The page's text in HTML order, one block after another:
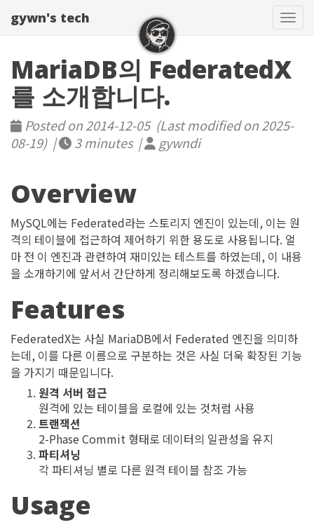
gywn's tech
MariaDB의 FederatedX
를 소개합니다.
Posted on 2014-12-05 (Last modified on 2025-
08-19) |
3 minutes | gywndi
Overview
MySQL에는 Federated라는 스토리지 엔진이 있는데, 이는 원
격의 테이블에 접근하여 제어하기 위한 용도로 사용됩니다. 얼
마 전 이 엔진과 관련하여 재미있는 테스트를 하였는데, 이 내용
을 소개하기에 앞서서 간단하게 정리해보도록 하겠습니다.
Features
FederatedX는 사실 MariaDB에서 Federated 엔진을 의미하
는데, 이를 다른 이름으로 구분하는 것은 사실 더욱 확장된 기능
을 가지기 때문입니다.
원격 서버 접근
원격에 있는 테이블을 로컬에 있는 것처럼 사용
트랜잭션
2-Phase Commit 형태로 데이터의 일관성을 유지
파티셔닝
각 파티셔닝 별로 다른 원격 테이블 참조 가능
Usage